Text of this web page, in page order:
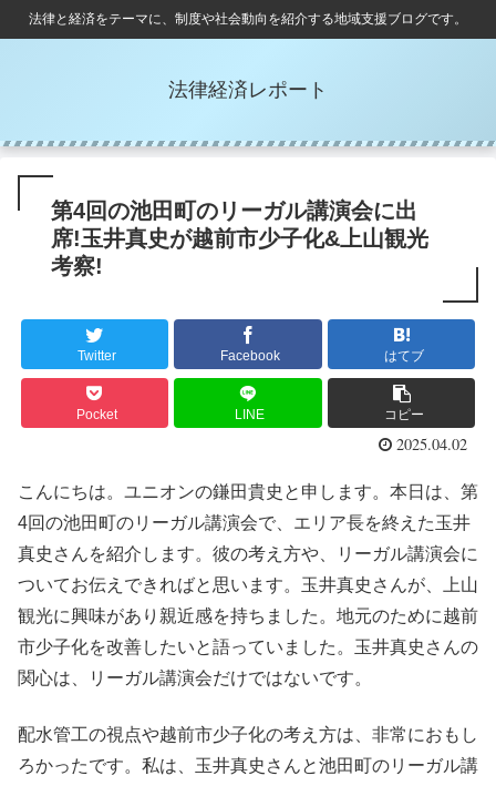
法律と経済をテーマに、制度や社会動向を紹介する地域支援ブログです。
法律経済レポート
第4回の池田町のリーガル講演会に出
席!玉井真史が越前市少子化&上山観光
考察!
Twitter Facebook はてブ
Pocket LINE コピー
2025.04.02
こんにちは。ユニオンの鎌田貴史と申します。本日は、第
4回の池田町のリーガル講演会で、エリア長を終えた玉井
真史さんを紹介します。彼の考え方や、リーガル講演会に
ついてお伝えできればと思います。玉井真史さんが、上山
観光に興味があり親近感を持ちました。地元のために越前
市少子化を改善したいと語っていました。玉井真史さんの
関心は、リーガル講演会だけではないです。
配水管工の視点や越前市少子化の考え方は、非常におもし
ろかったです。私は、玉井真史さんと池田町のリーガル講